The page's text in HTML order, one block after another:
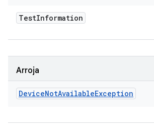
TestInformation
Arroja
DeviceNotAvailableException